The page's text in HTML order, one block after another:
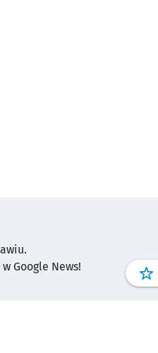
Google News!